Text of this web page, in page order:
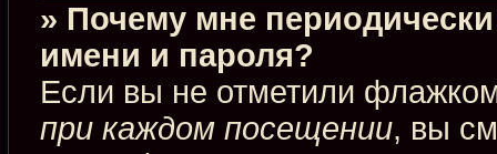
» Почему мне
имени и пароля?
Если вы не отметили
при каждом посещении, вы